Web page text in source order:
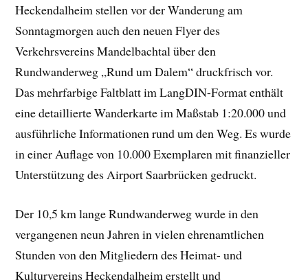
Heckendalheim stellen vor der Wanderung am
Sonntagmorgen auch den neuen Flyer des
Verkehrsvereins Mandelbachtal über den
Rundwanderweg „Rund um Dalem“ druckfrisch vor.
Das mehrfarbige Faltblatt im LangDIN-Format enthält
eine detaillierte Wanderkarte im Maßstab 1:20.000 und
ausführliche Informationen rund um den Weg. Es wurde
in einer Auflage von 10.000 Exemplaren mit finanzieller
Unterstützung des Airport Saarbrücken gedruckt.
Der 10,5 km lange Rundwanderweg wurde in den
vergangenen neun Jahren in vielen ehrenamtlichen
Stunden von den Mitgliedern des Heimat- und
Kulturvereins Heckendalheim erstellt und